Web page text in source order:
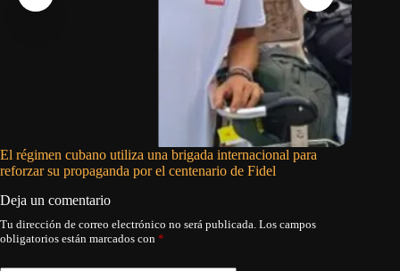
El régimen cubano utiliza una brigada internacional para
reforzar su propaganda por el centenario de Fidel
Deja un comentario
Tu dirección de correo electrónico no será publicada. Los campos
obligatorios están marcados con *